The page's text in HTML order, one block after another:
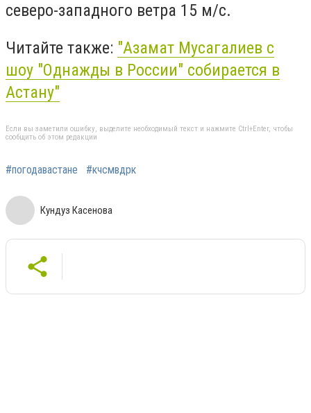
северо-западного ветра 15 м/с.
Читайте также: "Азамат Мусагалиев с
шоу "Однажды в России" собирается в
Астану"
Если вы заметили ошибку, выделите необходимый текст и нажмите Ctrl+Enter, чтобы
сообщить об этом редакции
#погодавастане #кчсмвдрк
Кундуз Касенова